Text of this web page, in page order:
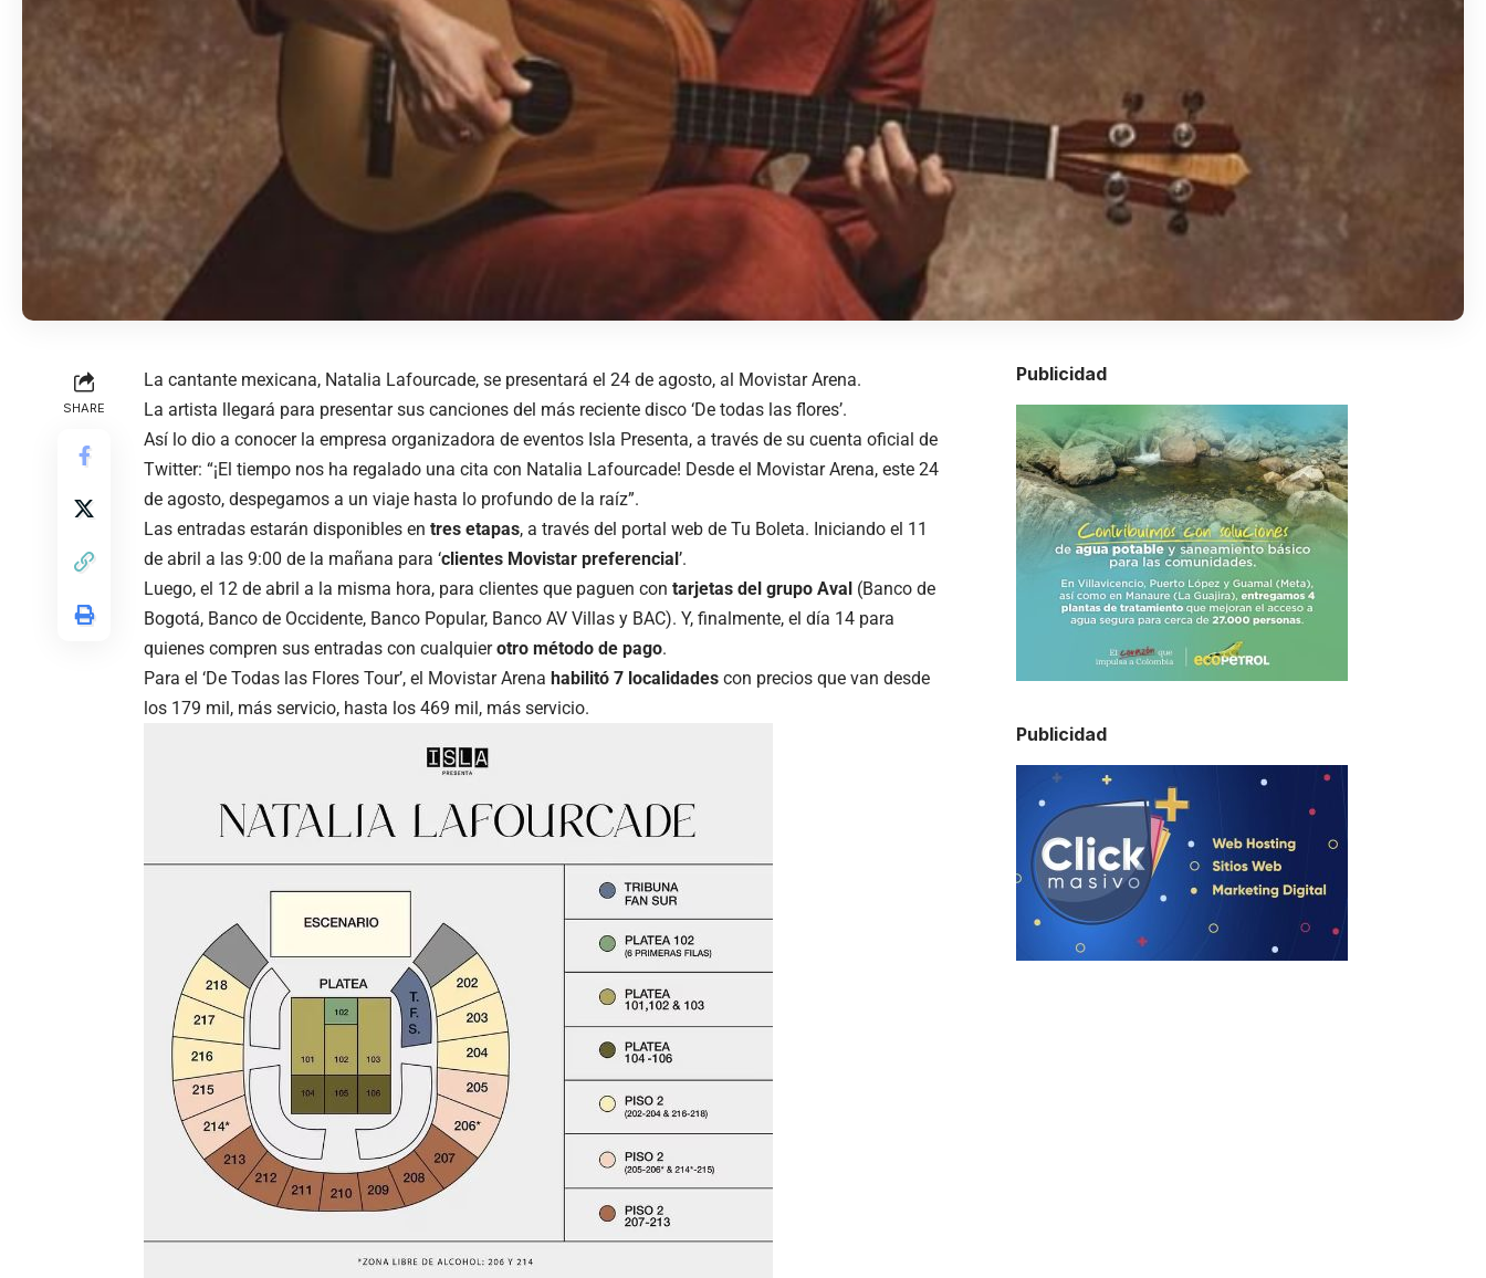
SHARE
La cantante mexicana, Natalia Lafourcade, se presentará el 24 de agosto, al Movistar Arena.
La artista llegará para presentar sus canciones del más reciente disco ‘De todas las flores’.
Así lo dio a conocer la empresa organizadora de eventos Isla Presenta, a través de su cuenta oficial de
Twitter: “¡El tiempo nos ha regalado una cita con Natalia Lafourcade! Desde el Movistar Arena, este 24
de agosto, despegamos a un viaje hasta lo profundo de la raíz”.
Las entradas estarán disponibles en tres etapas, a través del portal web de Tu Boleta. Iniciando el 11
de abril a las 9:00 de la mañana para ‘clientes Movistar preferencial’.
Luego, el 12 de abril a la misma hora, para clientes que paguen con tarjetas del grupo Aval (Banco de
Bogotá, Banco de Occidente, Banco Popular, Banco AV Villas y BAC). Y, finalmente, el día 14 para
quienes compren sus entradas con cualquierotro método de pago.
Para el ‘De Todas las Flores Tour’, el Movistar Arena habilitó 7 localidades con precios que van desde
los 179 mil, más servicio, hasta los 469 mil, más servicio.
Publicidad
Publicidad